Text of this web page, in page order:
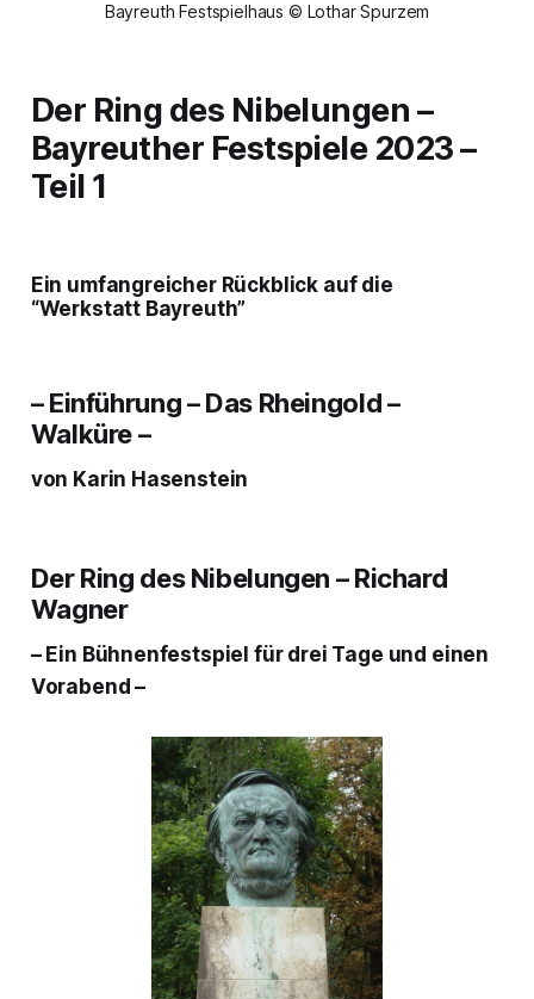
Bayreuth Festspielhaus © Lothar Spurzem
Der Ring des Nibelungen –
Bayreuther Festspiele 2023 –
Teil 1
Ein umfangreicher Rückblick auf die
“Werkstatt Bayreuth”
– Einführung – Das Rheingold –
Walküre –
von Karin Hasenstein
Der Ring des Nibelungen – Richard
Wagner
– Ein Bühnenfestspiel für drei Tage und einen
Vorabend –